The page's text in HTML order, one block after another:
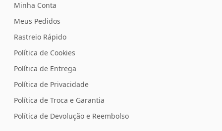
Minha Conta
Meus Pedidos
Rastreio Rápido
Política de Cookies
Política de Entrega
Política de Privacidade
Política de Troca e Garantia
Política de Devolução e Reembolso